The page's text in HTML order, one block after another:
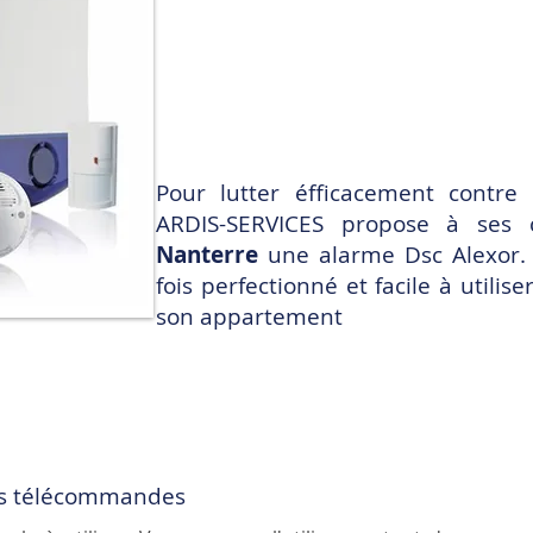
Pour lutter éfficacement contre
ARDIS-SERVICES propose à
Nanterre une alarme Dsc Alexor
fois perfectionné et facile à
son appartement
télécommandes